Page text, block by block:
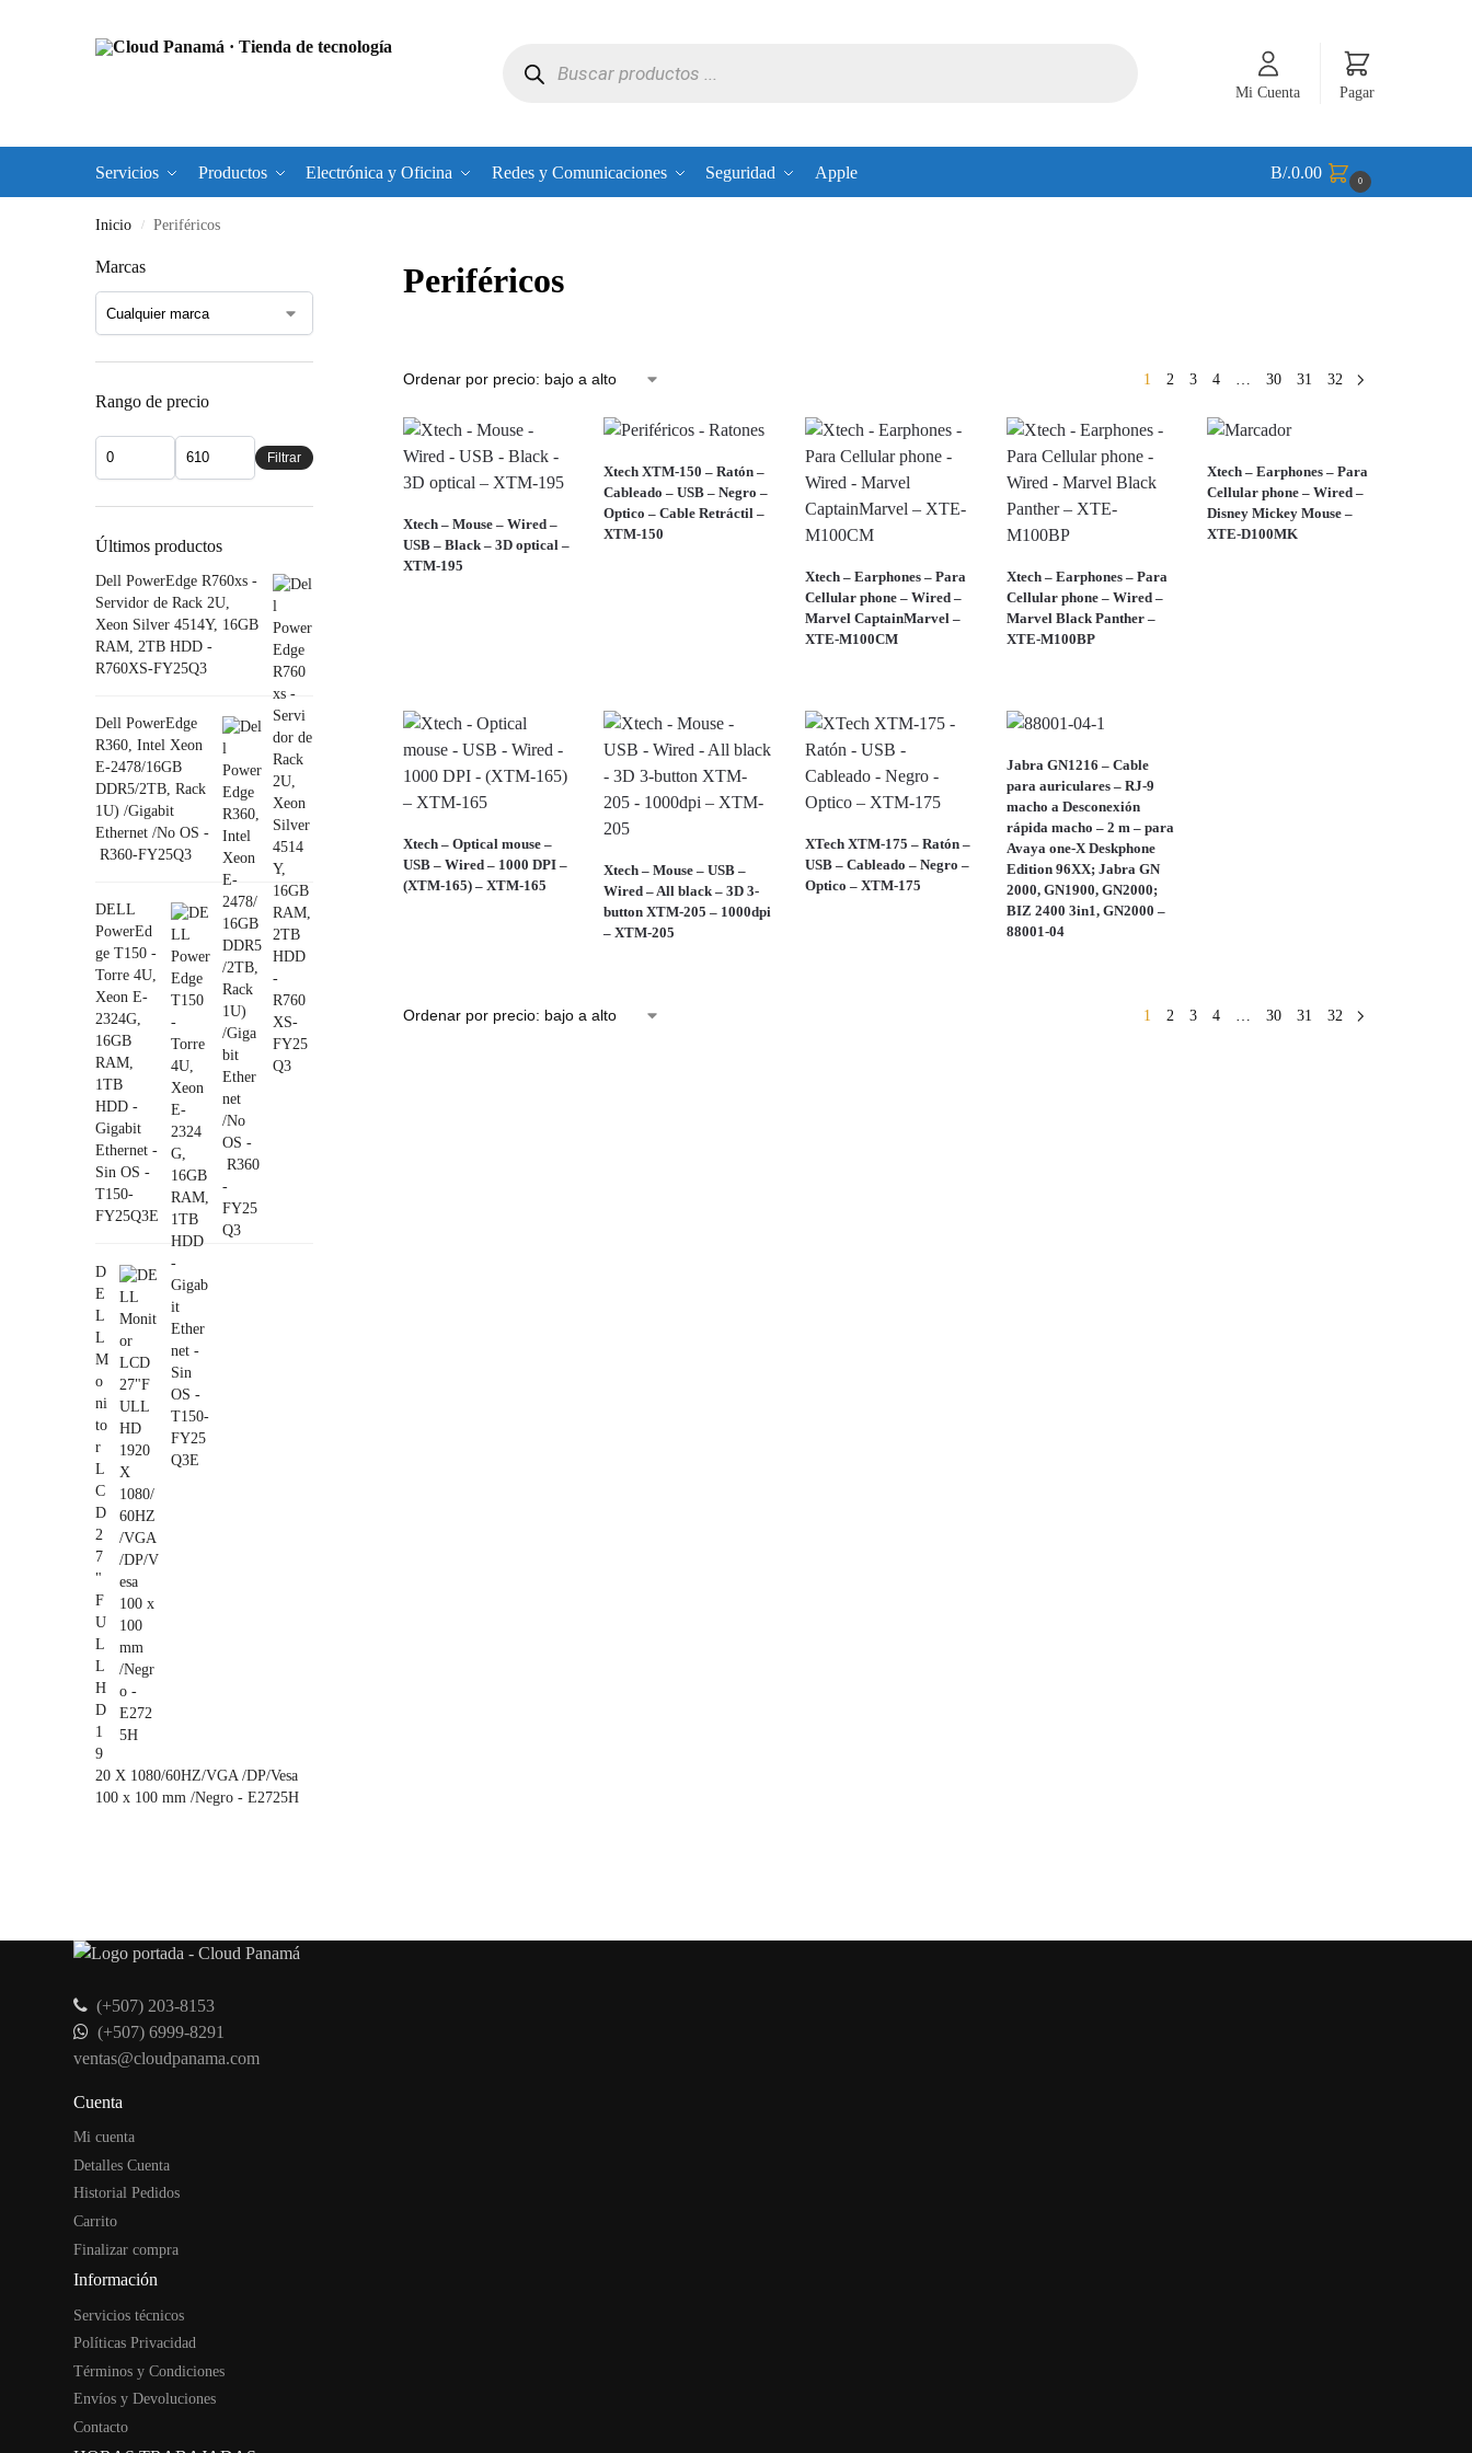
Mi Cuenta Pagar
Servicios Productos Electrónica y Oficina Redes y Comunicaciones Seguridad Apple B/.0.00 0
Inicio / Periféricos
Periféricos
1 2 3 4 … 30 31 32
Xtech – Mouse – Wired –
USB – Black – 3D optical –
XTM-195
Xtech XTM-150 – Ratón –
Cableado – USB – Negro –
Optico – Cable Retráctil –
XTM-150
Xtech – Earphones – Para
Cellular phone – Wired –
Marvel CaptainMarvel –
XTE-M100CM
Xtech – Earphones – Para
Cellular phone – Wired –
Marvel Black Panther –
XTE-M100BP
Xtech – Earphones – Para
Cellular phone – Wired –
Disney Mickey Mouse –
XTE-D100MK
Xtech – Optical mouse –
USB – Wired – 1000 DPI –
(XTM-165) – XTM-165
Xtech – Mouse – USB –
Wired – All black – 3D 3-
button XTM-205 – 1000dpi
– XTM-205
XTech XTM-175 – Ratón –
USB – Cableado – Negro –
Optico – XTM-175
Jabra GN1216 – Cable
para auriculares – RJ-9
macho a Desconexión
rápida macho – 2 m – para
Avaya one-X Deskphone
Edition 96XX; Jabra GN
2000, GN1900, GN2000;
BIZ 2400 3in1, GN2000 –
88001-04
1 2 3 4 … 30 31 32
Marcas
Rango de precio
Filtrar
Últimos productos
Dell PowerEdge R760xs -
Servidor de Rack 2U,
Xeon Silver 4514Y, 16GB
RAM, 2TB HDD -
R760XS-FY25Q3
Dell PowerEdge
R360, Intel Xeon
E-2478/16GB
DDR5/2TB, Rack
1U) /Gigabit
Ethernet /No OS -
R360-FY25Q3
DELL
PowerEd
ge T150 -
Torre 4U,
Xeon E-
2324G,
16GB
RAM,
1TB
HDD -
Gigabit
Ethernet -
Sin OS -
T150-
FY25Q3E
D
E
L
L
M
o
ni
to
r
L
C
D
2
7
"
F
U
L
L
H
D
1
9
20 X 1080/60HZ/VGA /DP/Vesa
100 x 100 mm /Negro - E2725H
(+507) 203-8153
(+507) 6999-8291
ventas@cloudpanama.com
Cuenta
Mi cuenta
Detalles Cuenta
Historial Pedidos
Carrito
Finalizar compra
Información
Servicios técnicos
Políticas Privacidad
Términos y Condiciones
Envíos y Devoluciones
Contacto